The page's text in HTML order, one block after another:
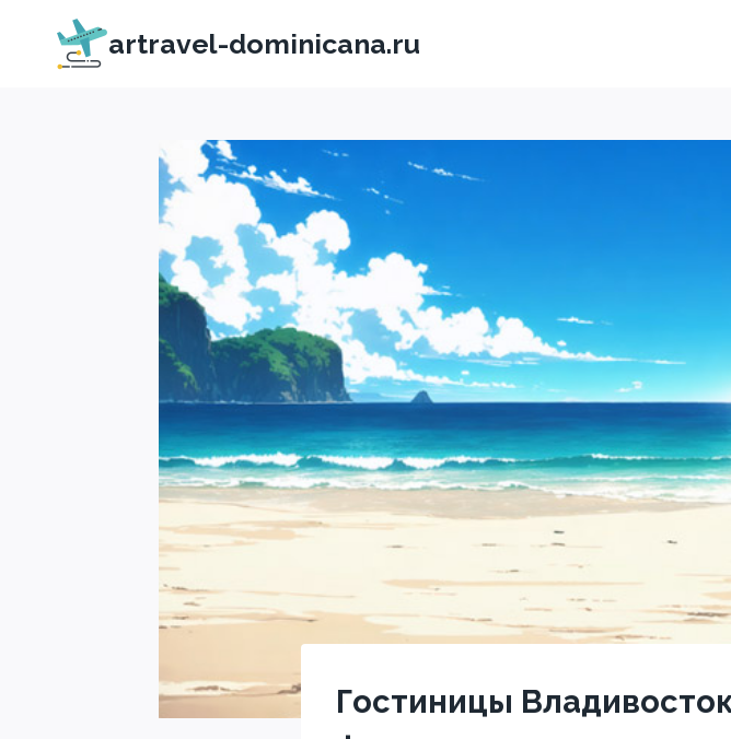
содержимому
artravel-dominicana.ru
Гостиницы